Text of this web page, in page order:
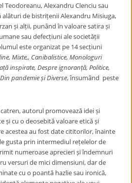
Teodoreanu, Alexandru Clenciu sau
alături de bistrițenii Alexandru Misiuga,
și alții, punând în valoare satira și
sau defecțiuni ale societății
este organizat pe 14 secțiuni
Mixte,, Canibalistice, Monologuri
inspirate, Despre ignoranță, Politice,
pandemie și Diverse, însumând peste
autorul promovează idei și
și cu o deosebită valoare etică și
acestea au fost date cititorilor, înainte
gusta prin intermediul rețelelor de
numeroase aprecieri și îndemnuri
versuri de mici dimensiuni, dar de
cu o poantă hazlie sau ironică,